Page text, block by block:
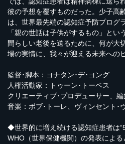
彼の予想を覆すものだった。少子高
は、世界最先端の認知症予防プログ
「親の世話は子供がするもの」とい
間らしい老後を送るために、何が大
場の実情に、我々が迎える未来への
監督･脚本：ヨナタン･デ･ヨング
人権活動家：トゥーン･トーベス
クリエーティブ･プロデューサー、
音楽：ボブ･トーレ、ヴィンセント･
◆世界的に増え続ける認知症患者は
WHO（世界保健機関）の発表によ